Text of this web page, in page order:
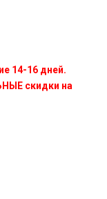
14-16 дней.
скидки на